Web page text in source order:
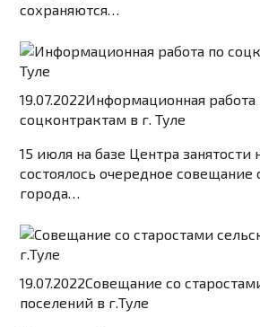
сохраняются…
19.07.2022Информационная работа
соцконтрактам в г. Туле
15 июля на базе Центра занятости
состоялось очередное совещание
города…
19.07.2022Совещание со
поселений в г.Туле